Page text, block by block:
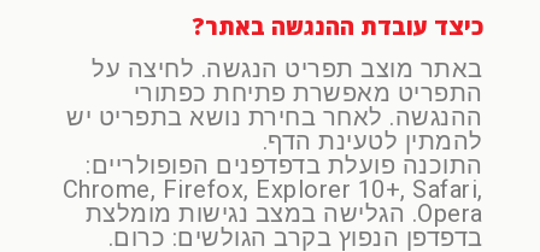
כיצד עובדת ההנגשה באתר?
באתר מוצב תפריט הנגשה. לחיצה על
התפריט מאפשרת פתיחת כפתורי
ההנגשה. לאחר בחירת נושא בתפריט יש
להמתין לטעינת הדף.
התוכנה פועלת בדפדפנים הפופולריים:
Chrome, Firefox, Explorer 10+, Safari,
Opera. הגלישה במצב נגישות מומלצת
בדפדפן הנפוץ בקרב הגולשים: כרום.